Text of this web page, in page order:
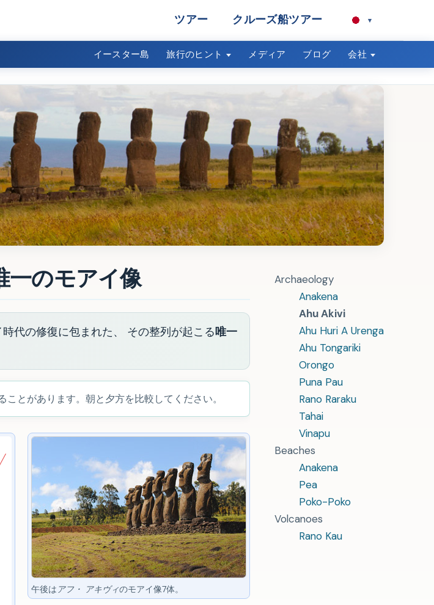
ツアー クルーズ船ツアー ▾
イースター島 旅行のヒント メディア ブログ 会社
Archaeology
Anakena
Ahu Akivi
Ahu Huri A Urenga
Ahu Tongariki
Orongo
Puna Pau
Rano Raraku
Tahai
Vinapu
Beaches
Anakena
Pea
Poko-Poko
Volcanoes
Rano Kau
一のモアイ像
代の修復に包まれた、 その整列が起こる唯一
とがあります。朝と夕方を比較してください。
午後は アフ・ アキヴィのモアイ像7体。